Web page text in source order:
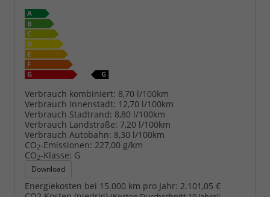
Verbrauch kombiniert: 8,70 l/100km
Verbrauch Innenstadt: 12,70 l/100km
Verbrauch Stadtrand: 8,80 l/100km
Verbrauch Landstraße: 7,20 l/100km
Verbrauch Autobahn: 8,30 l/100km
CO2-Emissionen: 227,00 g/km
CO2-Klasse: G
Download
Energiekosten bei 15.000 km pro Jahr: 2.101,05 €